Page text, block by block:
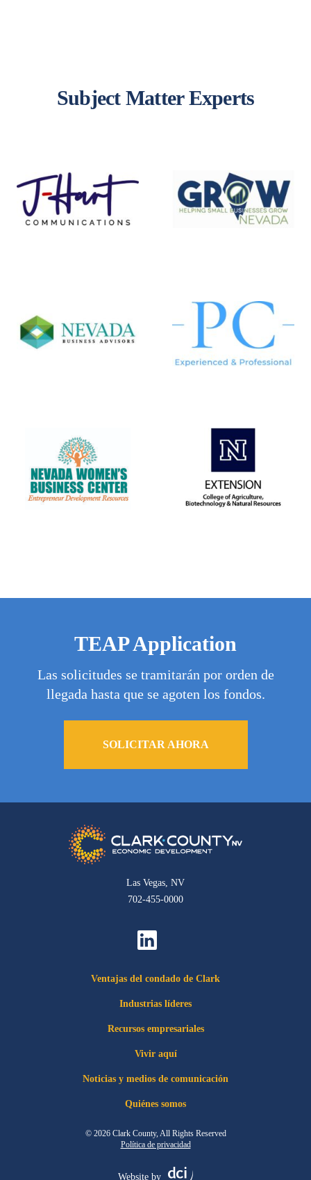
Subject Matter Experts
TEAP Application
Las solicitudes se tramitarán por orden de
llegada hasta que se agoten los fondos.
SOLICITAR AHORA
Las Vegas, NV
702-455-0000
Ventajas del condado de Clark
Industrias líderes
Recursos empresariales
Vivir aquí
Noticias y medios de comunicación
Quiénes somos
© 2026 Clark County, All Rights Reserved
Política de privacidad
Website by